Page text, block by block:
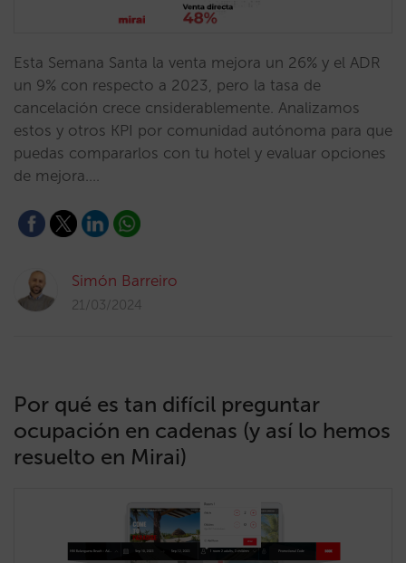
Esta Semana Santa la venta mejora un 26% y el ADR
un 9% con respecto a 2023, pero la tasa de
cancelación crece cnsiderablemente. Analizamos
estos y otros KPI por comunidad autónoma para que
puedas compararlos con tu hotel y evaluar opciones
de mejora.…
Simón Barreiro
21/03/2024
Por qué es tan difícil preguntar
ocupación en cadenas (y así lo hemos
resuelto en Mirai)